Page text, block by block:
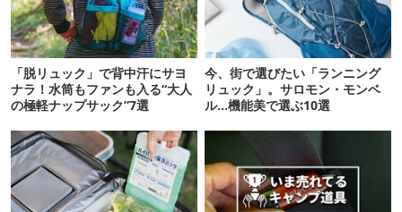
「脱リュック」で背中汗にサヨ
ナラ！水筒もファンも入る“大人
の極軽ナップサック”7選
今、街で選びたい「ランニング
リュック」。サロモン・モンベ
ル…機能美で選ぶ10選